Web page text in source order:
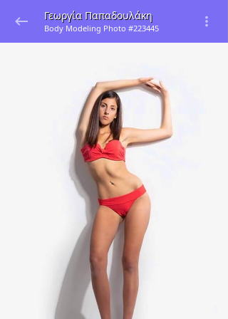
Γεωργία Παπαδουλάκη
Body Modeling Photo #223445